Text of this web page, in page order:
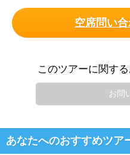
空席問い合
このツアーに関す
お問
あなたへのおすすめツア